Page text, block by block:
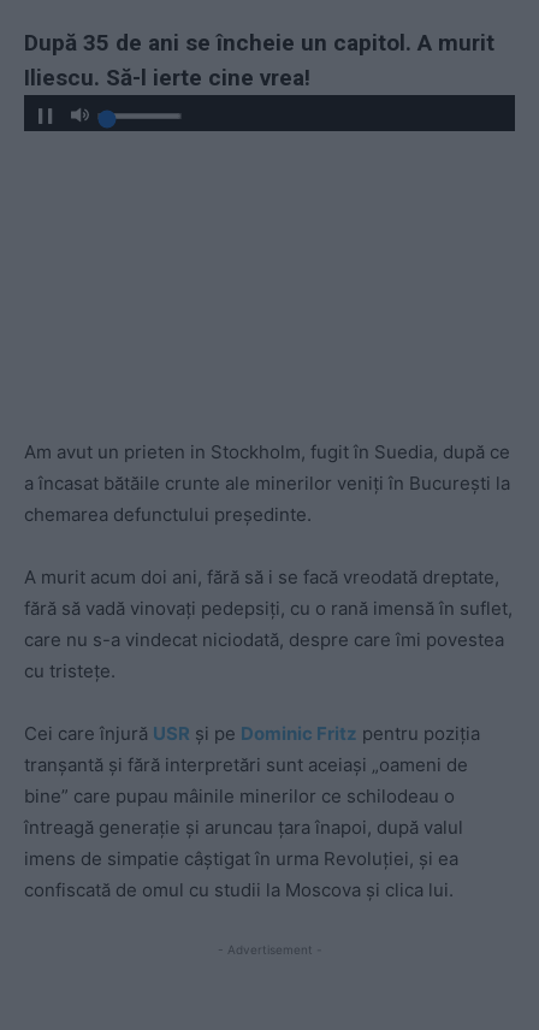
După 35 de ani se încheie un capitol. A murit
Iliescu. Să-l ierte cine vrea!
Am avut un prieten in Stockholm, fugit în Suedia, după ce
a încasat bătăile crunte ale minerilor veniţi în Bucureşti la
chemarea defunctului preşedinte.
A murit acum doi ani, fără să i se facă vreodată dreptate,
fără să vadă vinovaţi pedepsiți, cu o rană imensă în suflet,
care nu s-a vindecat niciodată, despre care îmi povestea
cu tristețe.
Cei care înjură USR și pe Dominic Fritz pentru poziţia
tranșantă și fără interpretări sunt aceiași „oameni de
bine” care pupau mâinile minerilor ce schilodeau o
întreagă generație și aruncau ţara înapoi, după valul
imens de simpatie câștigat în urma Revoluției, și ea
confiscată de omul cu studii la Moscova și clica lui.
- Advertisement -